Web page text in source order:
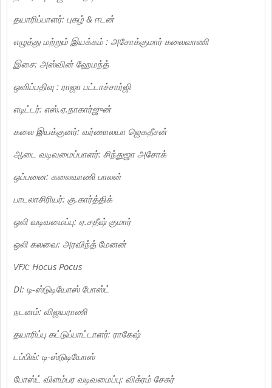
தயாரிப்பாளர்: புகழ் & ஈடன்
எழுத்து மற்றும் இயக்கம் : அசோக்குமார் கலைவாணி
இசை: அஸ்வின் ஹேமந்த்
ஒளிப்பதிவு : ராஜா பட்டாச்சார்ஜி
எடிட்டர்: எஸ்.ஏ.நாகார்ஜுன்
கலை இயக்குனர்: வர்ணாலயா ஜெகதீசன்
ஆடை வடிவமைப்பாளர்: சிந்துஜா அசோக்
ஒப்பனை: கலைவாணி பாலன்
பாடலாசிரியர்: கு.கார்த்திக்
ஒலி வடிவமைப்பு: ஏ.சதீஷ் குமார்
ஒலி கலவை: அரவிந்த் மேனன்
VFX: Hocus Pocus
DI: டி-ஸ்டுடியோஸ் போஸ்ட்
நடனம்: விஜயராணி
தயாரிப்பு கட்டுப்பாட்டாளர்: ராகேஷ்
டப்பிங்: டி-ஸ்டுடியோஸ்
போஸ்ட் விளம்பர வடிவமைப்பு: விக்ரம் சேகர்